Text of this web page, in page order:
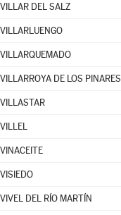
VILLAR DEL SALZ
VILLARLUENGO
VILLARQUEMADO
VILLARROYA DE LOS PINARES
VILLASTAR
VILLEL
VINACEITE
VISIEDO
VIVEL DEL RÍO MARTÍN